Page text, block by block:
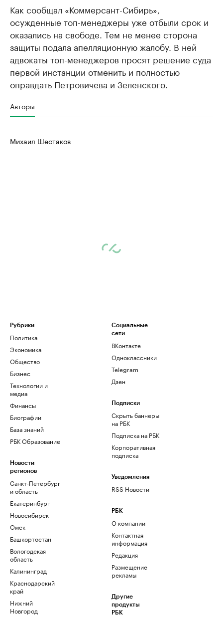
Как сообщал «Коммерсант-Сибирь»,
осужденные топ-менеджеры уже отбыли срок и
оказались на свободе. Тем не менее сторона
защиты подала апелляционную жалобу. В ней
адвокаты топ-менеджеров просят решение суда
первой инстанции отменить и полностью
оправдать Петровичева и Зеленского.
Авторы
Михаил Шестаков
Рубрики
Политика
Экономика
Общество
Бизнес
Технологии и
медиа
Финансы
Биографии
База знаний
РБК Образование
Новости
регионов
Санкт-Петербург
и область
Екатеринбург
Новосибирск
Омск
Башкортостан
Вологодская
область
Калининград
Краснодарский
край
Нижний
Новгород
Социальные
сети
ВКонтакте
Одноклассники
Telegram
Дзен
Подписки
Скрыть баннеры
на РБК
Подписка на РБК
Корпоративная
подписка
Уведомления
RSS Новости
РБК
О компании
Контактная
информация
Редакция
Размещение
рекламы
Другие
продукты
РБК